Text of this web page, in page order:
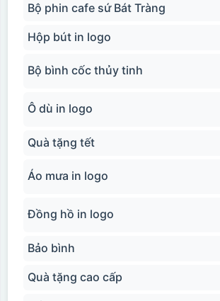
Bộ phin cafe sứ Bát Tràng
Hộp bút in logo
Bộ bình cốc thủy tinh
Ô dù in logo
Quà tặng tết
Áo mưa in logo
Đồng hồ in logo
Bảo bình
Quà tặng cao cấp